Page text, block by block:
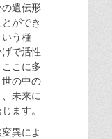
遺伝形
ができ
う種
で活性
こに多
の中の
未来に
ます。
異によ